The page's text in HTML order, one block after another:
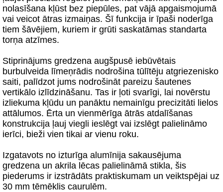
nolasīšana kļūst bez piepūles, pat vājā apgaismojumā
vai veicot ātras izmaiņas. Šī funkcija ir īpaši noderīga
tiem šāvējiem, kuriem ir grūti saskatāmas standarta
torņa atzīmes.
Stiprinājums gredzena augšpusē iebūvētais
burbulveida līmeņrādis nodrošina tūlītēju atgriezenisko
saiti, palīdzot jums nodrošināt pareizu šautenes
vertikālo izlīdzināšanu. Tas ir ļoti svarīgi, lai novērstu
izliekuma kļūdu un panāktu nemainīgu precizitāti lielos
attālumos. Ērta un vienmērīga ātrās atdalīšanas
konstrukcija ļauj viegli ieslēgt vai izslēgt palielināmo
ierīci, bieži vien tikai ar vienu roku.
Izgatavots no izturīga alumīnija sakausējuma
gredzena un akrila lēcas palielināmā stikla, šis
piederums ir izstrādāts praktiskumam un veiktspējai uz
30 mm tēmēklis caurulēm.